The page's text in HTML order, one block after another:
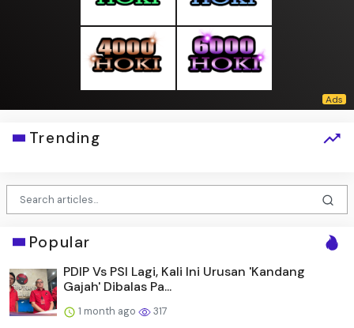
Trending
Popular
PDIP Vs PSI Lagi, Kali Ini Urusan 'Kandang
Gajah' Dibalas Pa...
1 month ago 317